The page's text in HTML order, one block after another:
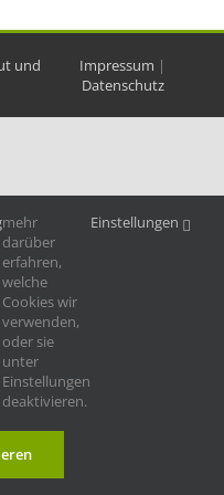
und
Impressum |
Datenschutz
mehr
darüber
erfahren,
welche
Cookies wir
verwenden,
oder sie
unter
Einstellungen
deaktivieren.
Einstellungen